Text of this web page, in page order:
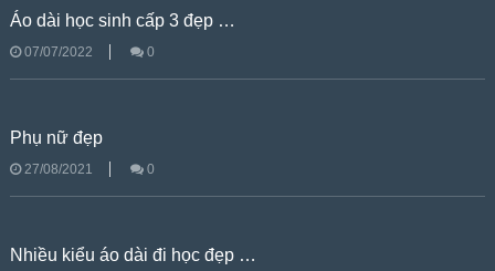
Áo dài học sinh cấp 3 đẹp …
07/07/2022 0
Phụ nữ đẹp
27/08/2021 0
Nhiều kiểu áo dài đi học đẹp …